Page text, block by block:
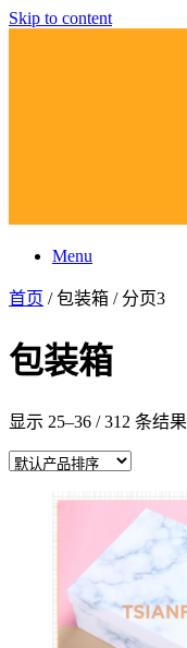
Skip to content
Menu
首页 / 包装箱 / 分页3
包装箱
显示 25–36 / 312 条结果